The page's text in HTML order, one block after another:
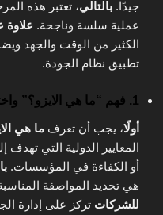
جيدًا. بالتالي، تعتبر هذه
عملية سلسة وناجحة.
الكثير من الوقت والجهد
تطبيق نظام الجودة.
1. فهم “ما هي الايزو؟” واختيار الشهادة المناسبة
أولًا، يجب أن تعرف ما هي
المعايير الدولية التي
أو الكفاءة في المؤسسات.
هي تحديد المواصفة
للشركات تركز على إدارة